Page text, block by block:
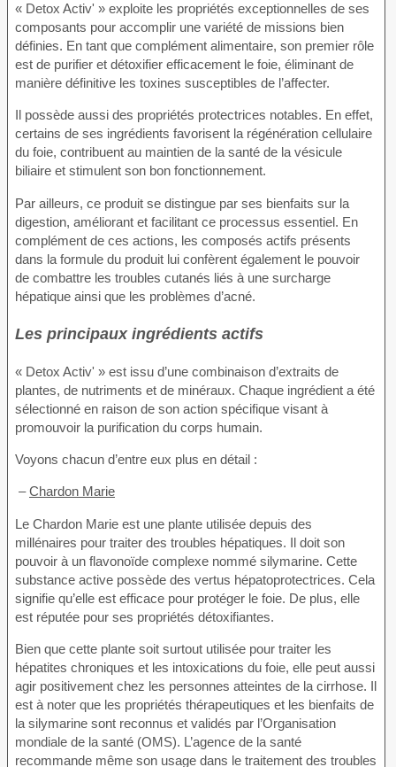
« Detox Activ' » exploite les propriétés exceptionnelles de ses
composants pour accomplir une variété de missions bien
définies. En tant que complément alimentaire, son premier rôle
est de purifier et détoxifier efficacement le foie, éliminant de
manière définitive les toxines susceptibles de l’affecter.
Il possède aussi des propriétés protectrices notables. En effet,
certains de ses ingrédients favorisent la régénération cellulaire
du foie, contribuent au maintien de la santé de la vésicule
biliaire et stimulent son bon fonctionnement.
Par ailleurs, ce produit se distingue par ses bienfaits sur la
digestion, améliorant et facilitant ce processus essentiel. En
complément de ces actions, les composés actifs présents
dans la formule du produit lui confèrent également le pouvoir
de combattre les troubles cutanés liés à une surcharge
hépatique ainsi que les problèmes d’acné.
Les principaux ingrédients actifs
« Detox Activ' » est issu d’une combinaison d’extraits de
plantes, de nutriments et de minéraux. Chaque ingrédient a été
sélectionné en raison de son action spécifique visant à
promouvoir la purification du corps humain.
Voyons chacun d’entre eux plus en détail :
–Chardon Marie
Le Chardon Marie est une plante utilisée depuis des
millénaires pour traiter des troubles hépatiques. Il doit son
pouvoir à un flavonoïde complexe nommé silymarine. Cette
substance active possède des vertus hépatoprotectrices. Cela
signifie qu’elle est efficace pour protéger le foie. De plus, elle
est réputée pour ses propriétés détoxifiantes.
Bien que cette plante soit surtout utilisée pour traiter les
hépatites chroniques et les intoxications du foie, elle peut aussi
agir positivement chez les personnes atteintes de la cirrhose. Il
est à noter que les propriétés thérapeutiques et les bienfaits de
la silymarine sont reconnus et validés par l’Organisation
mondiale de la santé (OMS). L’agence de la santé
recommande même son usage dans le traitement des troubles